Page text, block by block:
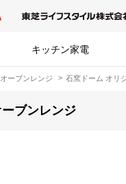
キッチン家電
ーブンレンジ 石窯ドーム オリ
ブンレンジ